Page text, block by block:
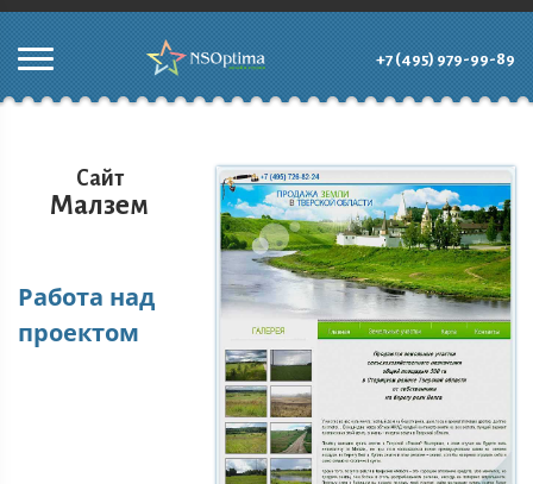
+7 (495) 979-99-89
Сайт
Малзем
Работа над
проектом